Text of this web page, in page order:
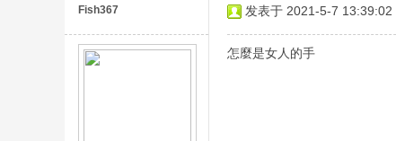
Fish367 发表于 2021-5-7 13:39:02
怎麼是女人的手